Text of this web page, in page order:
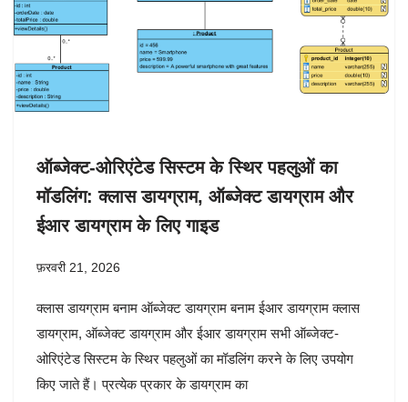
ऑब्जेक्ट-ओरिएंटेड सिस्टम के स्थिर पहलुओं का
मॉडलिंग: क्लास डायग्राम, ऑब्जेक्ट डायग्राम और
ईआर डायग्राम के लिए गाइड
फ़रवरी 21, 2026
क्लास डायग्राम बनाम ऑब्जेक्ट डायग्राम बनाम ईआर डायग्राम क्लास
डायग्राम, ऑब्जेक्ट डायग्राम और ईआर डायग्राम सभी ऑब्जेक्ट-
ओरिएंटेड सिस्टम के स्थिर पहलुओं का मॉडलिंग करने के लिए उपयोग
किए जाते हैं। प्रत्येक प्रकार के डायग्राम का